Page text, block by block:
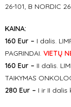
26-101, B NORDIC
KAINA:
160 Eur – I dalis.
PAGRINDAI. VIETŲ
160 Eur – II dalis.
TAIKYMAS
280 Eur – I ir II dalis